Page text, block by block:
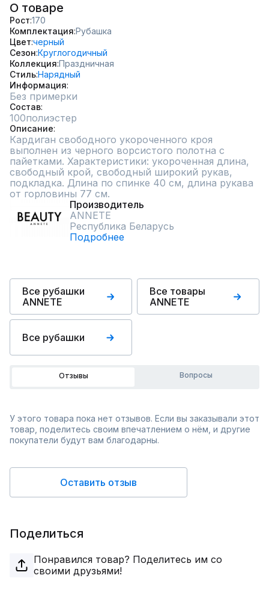
О товаре
Рост 170
Комплектация Рубашка
Цвет черный
Сезон Круглогодичный
Коллекция Праздничная
СтильНарядный
Информация
Без примерки
Состав
100полиэстер
Описание
Кардиган свободного укороченного кроя
выполнен из черного ворсистого полотна с
пайетками. Характеристики: укороченная длина,
свободный крой, свободный широкий рукав,
подкладка. Длина по спинке 40 см, длина рукава
от горловины 77 см.
Производитель
ANNETE
Республика Беларусь
Подробнее
Все рубашки
ANNETE
Все товары
ANNETE
Все рубашки
Отзывы Вопросы
У этого товара пока нет отзывов. Если вы заказывали этот
товар, поделитесь своим впечатлением о нём, и другие
покупатели будут вам благодарны.
Оставить отзыв
Поделиться
Понравился товар? Поделитесь им со
своими друзьями!